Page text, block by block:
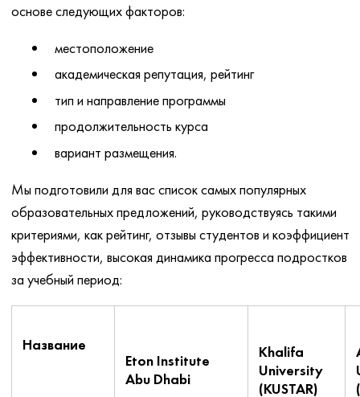
основе следующих факторов:
местоположение
академическая репутация, рейтинг
тип и направление программы
продолжительность курса
вариант размещения.
Мы подготовили для вас список самых популярных
образовательных предложений, руководствуясь такими
критериями, как рейтинг, отзывы студентов и коэффициент
эффективности, высокая динамика прогресса подростков
за учебный период:
Название
Eton Institute
Abu Dhabi
Khalifa
University
(KUSTAR)